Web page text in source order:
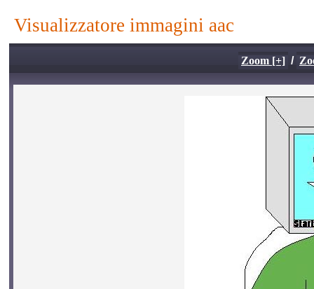
visualizzatore immagini aac
Zoom [+] /